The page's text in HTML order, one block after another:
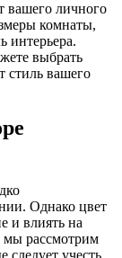
вашего личного
комнаты,
интерьера.
выбрать
стиль вашего
Однако цвет
и влиять на
мы рассмотрим